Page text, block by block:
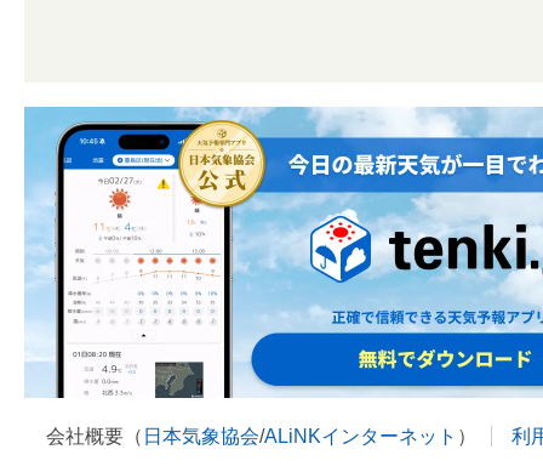
会社概要（ 日本気象協会/ALiNKインターネット ） 利